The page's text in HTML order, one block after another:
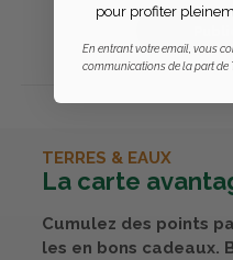
TERRES & EAUX
La carte
Cumulez des points
les en bons cadeaux.
pour profiter
En entrant votre email, vous
communications de la part de